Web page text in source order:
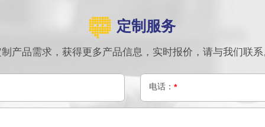
定制服务
产品需求，获得更多产品信息，实时报价，请与我们联
电话： *